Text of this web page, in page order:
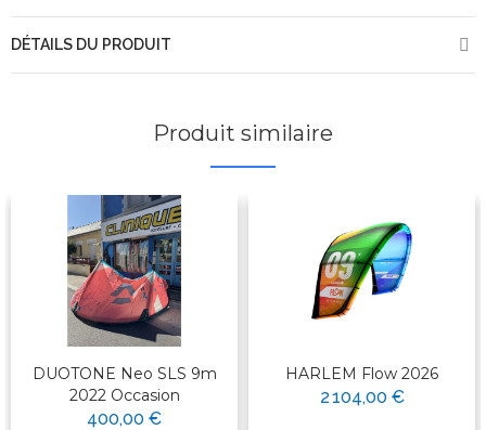
DÉTAILS DU PRODUIT
Produit similaire
DUOTONE Neo SLS 9m
2022 Occasion
400,00 €
HARLEM Flow 2026
2 104,00 €